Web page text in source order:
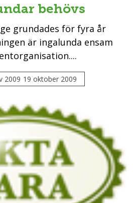
behövs
grundades för fyra år
är ingalunda ensam
2009 19 oktober 2009